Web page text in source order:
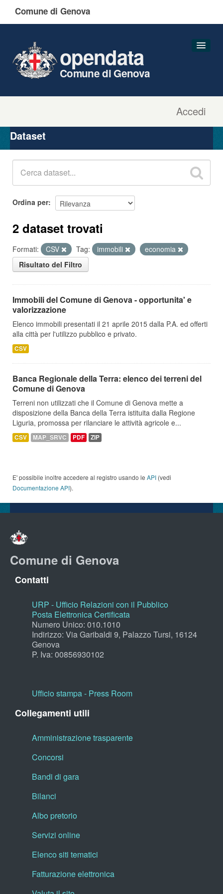
Comune di Genova
Accedi
opendata
Comune di Genova
Organizzazioni
Gruppi
Dataset
Ordina per
2 dataset trovati
Formati: CSV Tag: immobili
economia
Risultato del Filtro
Immobili del Comune di Genova - opportunita' e
valorizzazione
Elenco immobili presentati il 21 aprile 2015 dalla P.A. ed offerti
alla città per l'utilizzo pubblico e privato.
CSV
Banca Regionale della Terra: elenco dei terreni del
Comune di Genova
Terreni non utilizzati che il Comune di Genova mette a
disposizione della Banca della Terra istituita dalla Regione
Liguria, promossa per rilanciare le attività agricole e...
CSV MAP_SRVC PDF ZIP
E' possibile inoltre accedere al registro usando le API (vedi
Documentazione API).
Comune di Genova
Contatti
URP - Ufficio Relazioni con il Pubblico
Posta Elettronica Certificata
Numero Unico: 010.1010
Indirizzo: Via Garibaldi 9, Palazzo Tursi, 16124
Genova
P. Iva: 00856930102
Ufficio stampa - Press Room
Collegamenti utili
Amministrazione trasparente
Concorsi
Bandi di gara
Bilanci
Albo pretorio
Servizi online
Elenco siti tematici
Fatturazione elettronica